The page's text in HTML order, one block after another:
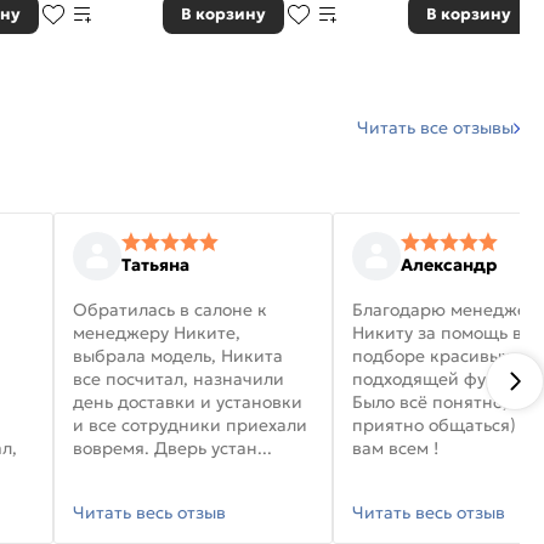
В корзину В корзину
Читать все отзывы
Татьяна
Обратилась в салоне к
менеджеру Никите,
выбрала модель, Никита
все посчитал, назначили
день доставки и установки
и все сотрудники приехали
вовремя. Дверь устан...
Читать весь отзыв
Александр
Благодарю
Никиту за помощь в
подборе красивых
подходящей
Было всё понятно, и
приятно общаться)
вам всем !
Читать весь отзыв